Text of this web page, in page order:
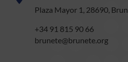
Plaza Mayor 1, 28690,
+34 91 815 90 66
brunete@brunete.org